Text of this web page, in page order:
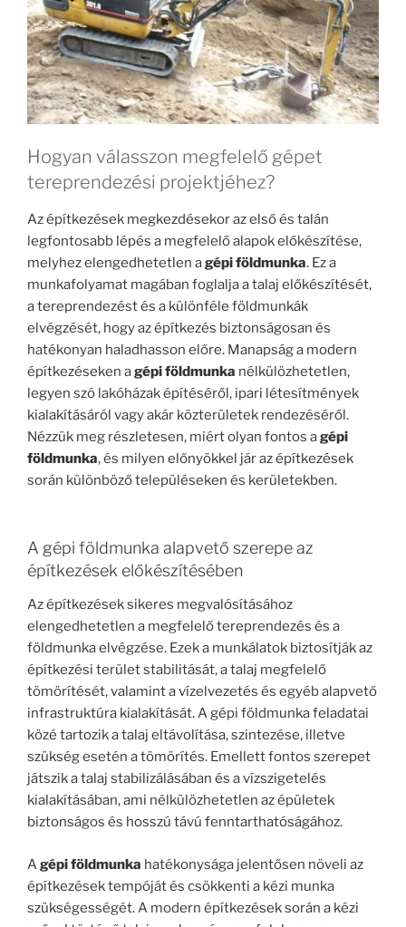
Hogyan válasszon megfelelő gépet
tereprendezési projektjéhez?
Az építkezések megkezdésekor az első és talán
legfontosabb lépés a megfelelő alapok előkészítése,
melyhez elengedhetetlen agépi földmunka. Ez a
munkafolyamat magában foglalja a talaj előkészítését,
a tereprendezést és a különféle földmunkák
elvégzését, hogy az építkezés biztonságosan és
hatékonyan haladhasson előre. Manapság a modern
építkezéseken agépi földmunka nélkülözhetetlen,
legyen szó lakóházak építéséről, ipari létesítmények
kialakításáról vagy akár közterületek rendezéséről.
Nézzük meg részletesen, miért olyan fontos agépi
földmunka, és milyen előnyökkel jár az építkezések
során különböző településeken és kerületekben.
A gépi földmunka alapvető szerepe az
építkezések előkészítésében
Az építkezések sikeres megvalósításához
elengedhetetlen a megfelelő tereprendezés és a
földmunka elvégzése. Ezek a munkálatok biztosítják az
építkezési terület stabilitását, a talaj megfelelő
tömörítését, valamint a vízelvezetés és egyéb alapvető
infrastruktúra kialakítását. A gépi földmunka feladatai
közé tartozik a talaj eltávolítása, szintezése, illetve
szükség esetén a tömörítés. Emellett fontos szerepet
játszik a talaj stabilizálásában és a vízszigetelés
kialakításában, ami nélkülözhetetlen az épületek
biztonságos és hosszú távú fenntarthatóságához.
Agépi földmunka hatékonysága jelentősen növeli az
építkezések tempóját és csökkenti a kézi munka
szükségességét. A modern építkezések során a kézi